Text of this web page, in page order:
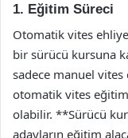
1. Eğitim Süreci
Otomatik vites
bir sürücü kursuna
sadece manuel
otomatik vites
olabilir. **Sürücü
adayların eğitim